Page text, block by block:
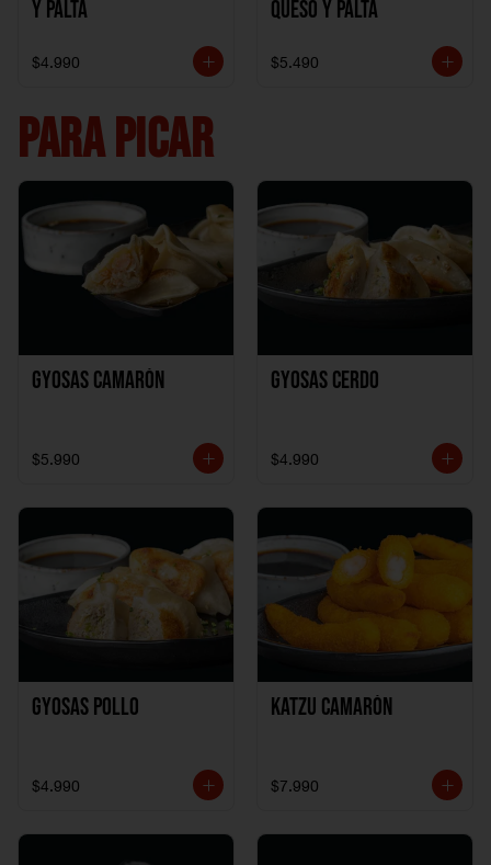
y Palta
$4.990
Queso y Palta
$5.490
PARA PICAR
Gyosas Camarón
$5.990
Gyosas Cerdo
$4.990
Gyosas Pollo
$4.990
Katzu Camarón
$7.990